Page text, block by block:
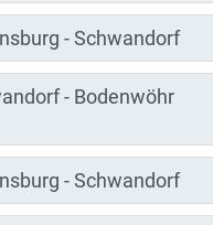
- Schwandorf
- Bodenwöhr
- Schwandorf